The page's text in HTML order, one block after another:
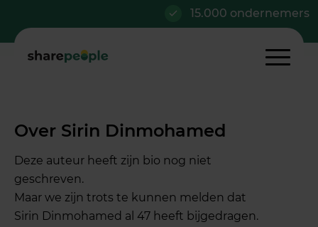
15.000 ondernemers
Over Sirin Dinmohamed
Deze auteur heeft zijn bio nog niet
geschreven.
Maar we zijn trots te kunnen melden dat
Sirin Dinmohamed al 47 heeft bijgedragen.